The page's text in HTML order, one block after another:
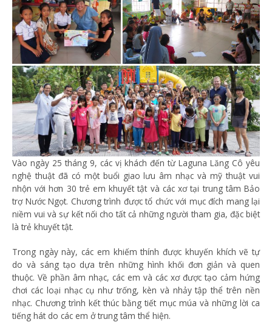
Vào ngày 25 tháng 9, các vị khách đến từ Laguna Lăng Cô yêu
nghệ thuật đã có một buổi giao lưu âm nhạc và mỹ thuật vui
nhộn với hơn 30 trẻ em khuyết tật và các xơ tại trung tâm Bảo
trợ Nước Ngọt. Chương trình được tổ chức với mục đích mang lại
niềm vui và sự kết nối cho tất cả những người tham gia, đặc biệt
là trẻ khuyết tật.
Trong ngày này, các em khiếm thính được khuyến khích vẽ tự
do và sáng tạo dựa trên những hình khối đơn giản và quen
thuộc. Về phần âm nhạc, các em và các xơ được tạo cảm hứng
chơi các loại nhạc cụ như trống, kèn và nhảy tập thể trên nền
nhạc. Chương trình kết thúc bằng tiết mục múa và những lời ca
tiếng hát do các em ở trung tâm thể hiện.